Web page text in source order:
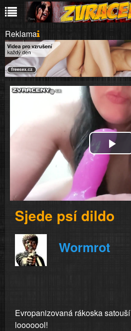
Reklama
Sjede psí dildo
Wormrot
Evropanizovaná rákoska
looooool!